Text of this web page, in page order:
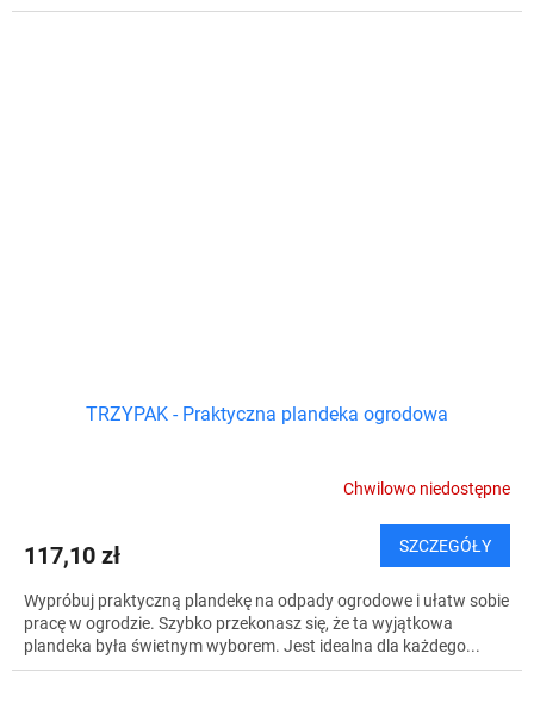
TRZYPAK - Praktyczna plandeka ogrodowa
Chwilowo niedostępne
117,10 zł SZCZEGÓŁY
Wypróbuj praktyczną plandekę na odpady ogrodowe i ułatw sobie
pracę w ogrodzie. Szybko przekonasz się, że ta wyjątkowa
plandeka była świetnym wyborem. Jest idealna dla każdego...